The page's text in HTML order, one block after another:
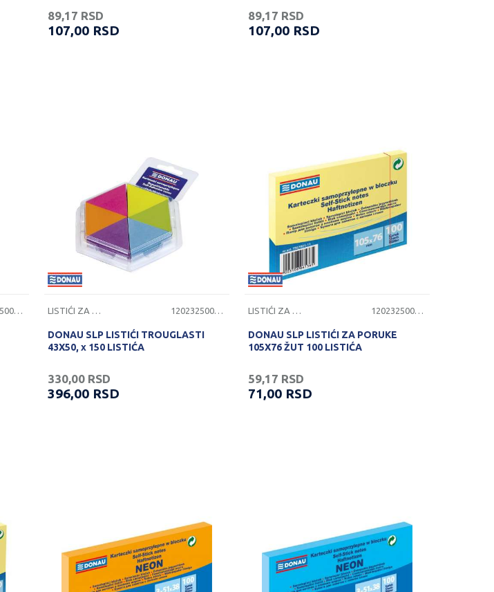
89,17 RSD
107,00 RSD
89,17 RSD
107,00 RSD
1202325000623 LISTIĆI ZA PORUKE 1202325000637
DONAU SLP LISTIĆI TROUGLASTI
43X50, x 150 LISTIĆA
330,00 RSD
396,00 RSD
LISTIĆI ZA PORUKE 1202325000639
DONAU SLP LISTIĆI ZA PORUKE
105X76 ŽUT 100 LISTIĆA
59,17 RSD
71,00 RSD